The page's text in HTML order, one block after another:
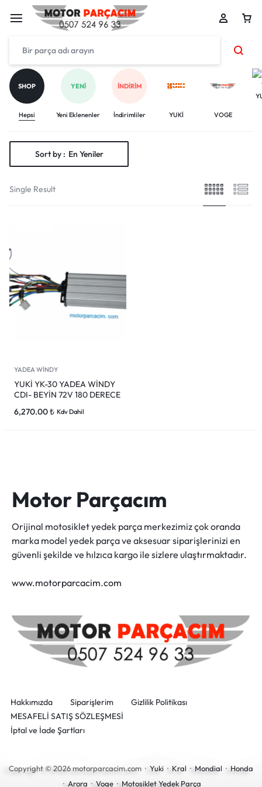
SHOP
Hepsi
YENI
Yeni Eklenenler
İNDIRIM
İndirimliler YUKİ VOGE
Sort by : En Yeniler
Single Result
YADEA WİNDY
YUKİ YK-30 YADEA WİNDY
CDI- BEYİN 72V 180 DERECE
6,270.00₺ Kdv Dahil
Motor Parçacım
Orijinal motosiklet yedek parça merkezimiz çok oranda
marka model yedek parça ve aksesuar siparişlerinizi en
güvenli şekilde ve hılzıca kargo ile sizlere ulaştırmaktadır.
www.motorparcacim.com
Hakkımızda Siparişlerim
Gizlilik Politikası
MESAFELİ SATIŞ SÖZLEŞMESİ
İptal ve İade Şartları
Copyright © 2026 motorparcacim.com · Yuki · Kral · Mondial · Honda
· Arora · Voge· Motosiklet Yedek Parça